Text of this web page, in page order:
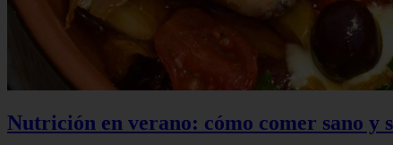
Nutrición en verano: cómo comer sano y